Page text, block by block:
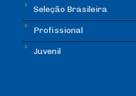
Seleção Brasileira
Profissional
Juvenil